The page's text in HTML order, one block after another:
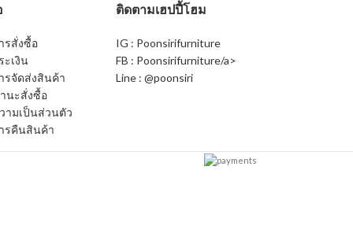
รสั่งซื้อ
ะเงิน
รจัดส่งสินค้า
นะสั่งซื้อ
ามเป็นส่วนตัว
รคืนสินค้า
ติดตามเฮปปี้โฮม
IG : Poonsirifurniture
FB : Poonsirifurniture/a>
Line : @poonsiri